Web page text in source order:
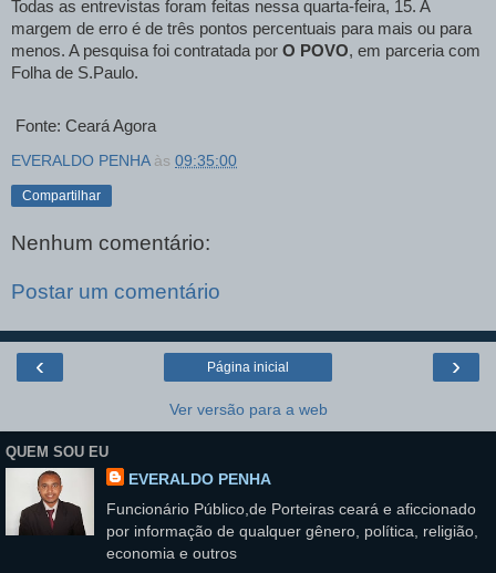
Todas as entrevistas foram feitas nessa quarta-feira, 15. A
margem de erro é de três pontos percentuais para mais ou para
menos. A pesquisa foi contratada por O POVO, em parceria com
Folha de S.Paulo.
Fonte: Ceará Agora
EVERALDO PENHA às 09:35:00
Compartilhar
Nenhum comentário:
Postar um comentário
‹ ›
Página inicial
Ver versão para a web
QUEM SOU EU
EVERALDO PENHA
Funcionário Público,de Porteiras ceará e aficcionado
por informação de qualquer gênero, política, religião,
economia e outros